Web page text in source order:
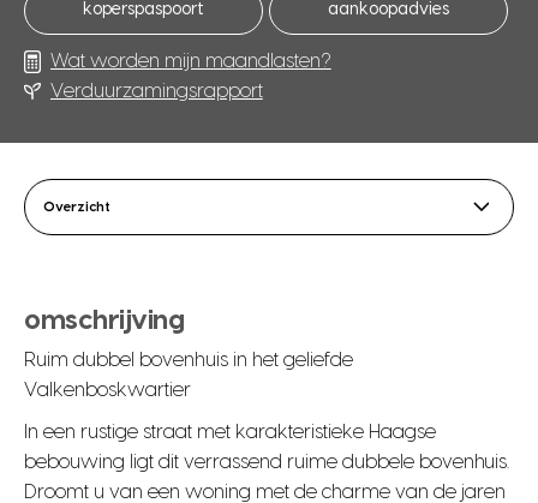
koperspaspoort aankoopadvies
Wat worden mijn maandlasten?
Verduurzamingsrapport
Overzicht
omschrijving
Ruim dubbel bovenhuis in het geliefde
Valkenboskwartier
In een rustige straat met karakteristieke Haagse
bebouwing ligt dit verrassend ruime dubbele bovenhuis.
Droomt u van een woning met de charme van de jaren